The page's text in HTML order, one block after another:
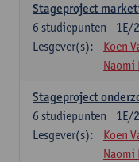
Stageproject
1E/
6 studiepunten
Lesgever(s):
Koen
Naomi
Stageproject
1E/
6 studiepunten
Lesgever(s):
Koen
Naomi